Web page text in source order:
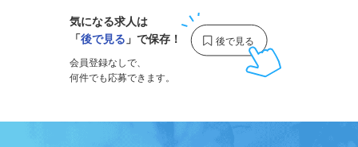
気になる求人は
「後で見る 」で保存！
会員登録なしで、
何件でも応募できます。